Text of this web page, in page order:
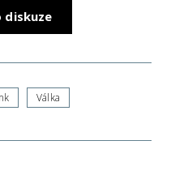
Válka